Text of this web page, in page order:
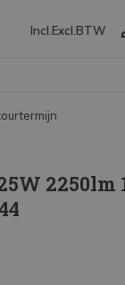
Incl. Excl. BTW
2250lm